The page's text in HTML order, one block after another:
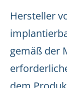
Hersteller
gemäß der